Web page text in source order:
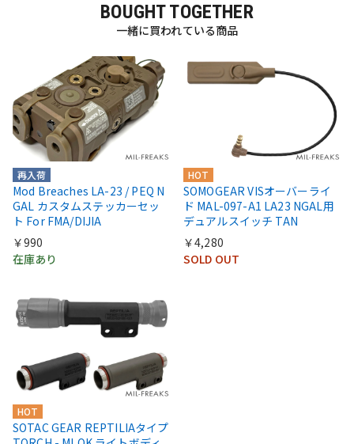
BOUGHT TOGETHER
一緒に買われている商品
再入荷
Mod Breaches LA-23 / PEQ N
GAL カスタムステッカーセッ
ト For FMA/DIJIA
￥990
在庫あり
HOT
SOMOGEAR VISオーバーライ
ド MAL-097-A1 LA23 NGAL用
デュアルスイッチ TAN
￥4,280
SOLD OUT
HOT
SOTAC GEAR REPTILIAタイプ